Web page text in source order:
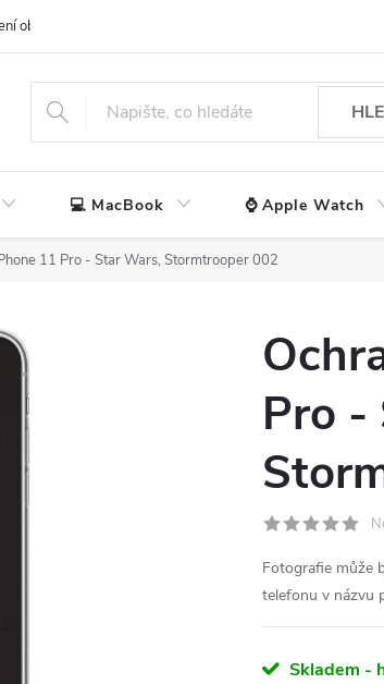
obchodu
💻 MacBook ⌚ Apple Watch
11 Pro - Star Wars, Stormtrooper 002
Pro -
Fotografie může
telefonu v názvu
Skladem -